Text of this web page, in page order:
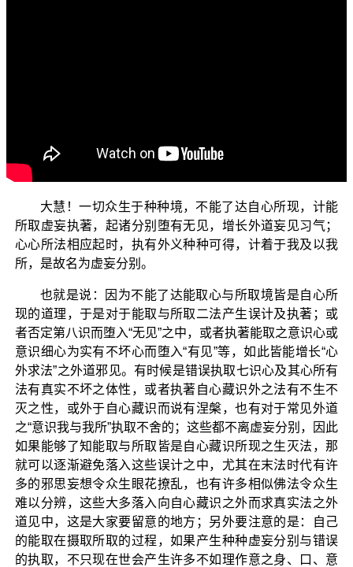
因虚妄分别所引生之染污的身、口、意行。譬如在《大乘
入楞伽经》卷4中的开示：
大慧！一切众生于种种境，不能了达自心所现，计能
所取虚妄执著，起诸分别堕有无见，增长外道妄见习气；
心心所法相应起时，执有外义种种可得，计着于我及以我
所，是故名为虚妄分别。
也就是说：因为不能了达能取心与所取境皆是自心所
现的道理，于是对于能取与所取二法产生误计及执著；或
者否定第八识而堕入“无见”之中，或者执著能取之意识心或
意识细心为实有不坏心而堕入“有见”等，如此皆能增长“心
外求法”之外道邪见。有时候是错误执取七识心及其心所有
法有真实不坏之体性，或者执著自心藏识外之法有不生不
灭之性，或外于自心藏识而说有涅槃，也有对于常见外道
之“意识我与我所”执取不舍的；这些都不离虚妄分别，因此
如果能够了知能取与所取皆是自心藏识所现之生灭法，那
就可以逐渐避免落入这些误计之中，尤其在末法时代有许
多的邪思妄想令众生眼花撩乱，也有许多相似佛法令众生
难以分辨，这些大多落入向自心藏识之外而求真实法之外
道见中，这是大家要留意的地方；另外要注意的是：自己
的能取在摄取所取的过程，如果产生种种虚妄分别与错误
的执取，不只现在世会产生许多不如理作意之身、口、意